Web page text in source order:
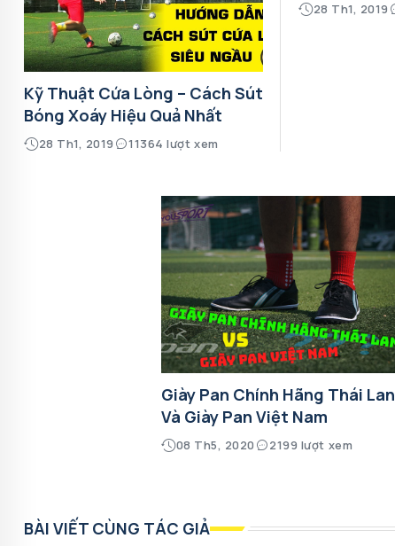
Kỹ Thuật Cứa Lòng – Cách Sút
Bóng Xoáy Hiệu Quả Nhất
28 Th1, 2019 11364 lượt xem
28 Th1, 2019
Giày Pan Chính Hãng Thái Lan
Và Giày Pan Việt Nam
08 Th5, 2020 2199 lượt xem
BÀI VIẾT CÙNG TÁC GIẢ